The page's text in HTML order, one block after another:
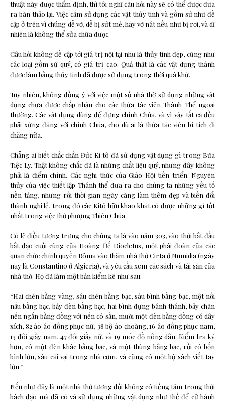
thuật này được thẩm định, thì tôi nghĩ câu hỏi này sẽ có thể được đưa
ra bàn thảo lại. Việc cấm sử dụng các vật thủy tinh và gốm sứ như đề
cập ở trên vì chúng dễ vỡ, dễ bị sứt mẻ, hay vỡ nát nếu như bị rơi, và dĩ
nhiên là không thể sửa chữa được.
Câu hỏi không đề cập tới giá trị nội tại như là thủy tinh đẹp, cũng như
các loại gốm sứ quý, có giá trị cao. Quả thật là các vật dụng thánh
được làm bằng thủy tinh đã được sử dụng trong thời quá khứ.
Tuy nhiên, không đồng ý với việc một số nhà thờ sử dụng những vật
dụng chưa được chấp nhận cho các thừa tác viên Thánh Thể ngoại
thường. Các vật dụng dùng để đựng chính Chúa, và vì vậy tất cả đều
phải xứng đáng với chính Chúa, cho dù ai là thừa tác viên bí tích đi
chăng nữa.
Chẳng ai biết chắc chắn Đức Ki tô đã sử dụng vật dụng gì trong Bữa
Tiệc Ly. Thật không chắc đã là những chất liệu quý, nhưng đây không
phải là điểm chính. Các nghi thức của Giáo Hội tiến triển. Nguyên
thủy của việc thiết lập Thánh thể đưa ra cho chúng ta những yếu tố
nền tảng, nhưng rồi thời gian ngày càng làm thêm đẹp và biến đổi
thành nghi lễ, trong đó các Kitô hữu khao khát có được những gì tốt
nhất trong việc thờ phượng Thiên Chúa.
Có lẽ điều tượng trưng cho chúng ta là vào năm 303, vào thời bắt đầu
bắt đạo cuối cùng của Hoàng Đế Diocletus, một phái đoàn của các
quan chức chính quyền Rôma vào thăm nhà thờ Cirta ở Numidia (ngày
nay là Constantino ở Algieria), và yêu cầu xem các sách và tài sản của
nhà thờ. Họ đã làm một bản kiểm kê như sau:
“Hai chén bằng vàng, sáu chén bằng bạc, sáu bình bằng bạc, một nồi
nấu bằng bạc, bảy đèn bằng bạc, hai bình đựng bánh thánh, bảy chân
nến ngắn bằng đồng với nến có sẵn, mười một đèn bằng đồng có dây
xích, 82 áo áo đồng phục nữ, 38 bộ áo choàng, 16 áo đồng phục nam,
13 đôi giầy nam, 47 đôi giầy nữ, và 19 móc đồ nông dân. Kiểm tra kỹ
hơn, có một đèn khác bằng bạc, và một thùng bằng bạc, rồi có bốn
bình lớn, sáu cái vại trong nhà cơm, và cũng có một bộ sách viết tay
lớn.”
Nếu như đây là một nhà thờ tương đối không có tiếng tăm trong thời
bách đạo mà đã có và sử dụng những vật dụng như thế để cử hành